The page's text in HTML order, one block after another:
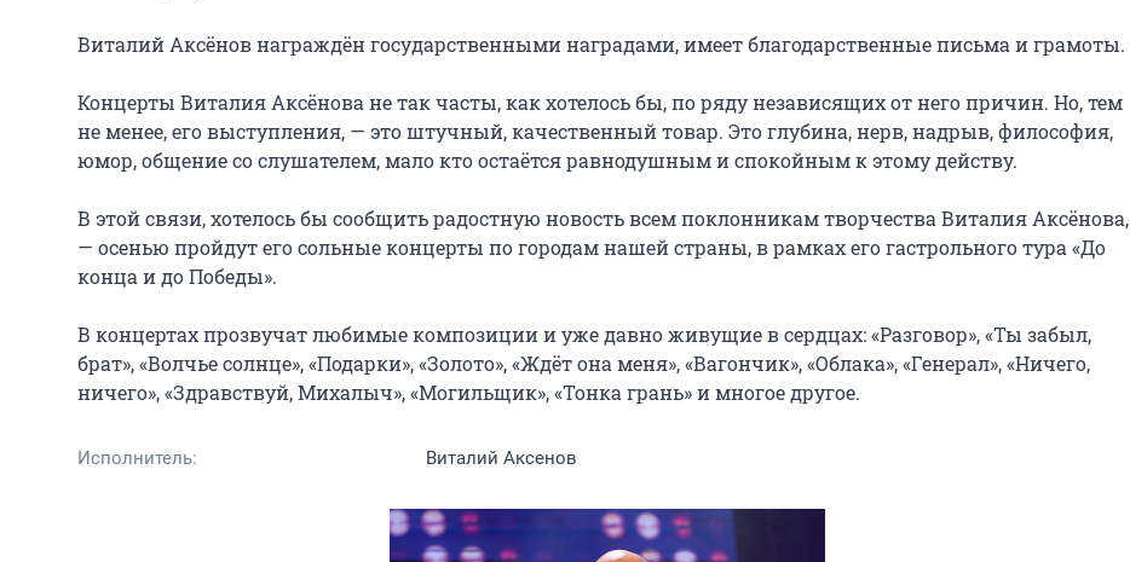
Виталий Аксёнов награждён государственными наградами, имеет благодарственные письма и грамоты.
Концерты Виталия Аксёнова не так часты, как хотелось бы, по ряду независящих от него причин. Но, тем
не менее, его выступления, — это штучный, качественный товар. Это глубина, нерв, надрыв, философия,
юмор, общение со слушателем, мало кто остаётся равнодушным и спокойным к этому действу.
В этой связи, хотелось бы сообщить радостную новость всем поклонникам творчества Виталия Аксёнова,
— осенью пройдут его сольные концерты по городам нашей страны, в рамках его гастрольного тура «До
конца и до Победы».
В концертах прозвучат любимые композиции и уже давно живущие в сердцах: «Разговор», «Ты забыл,
брат», «Волчье солнце», «Подарки», «Золото», «Ждёт она меня», «Вагончик», «Облака», «Генерал», «Ничего,
ничего», «Здравствуй, Михалыч», «Могильщик», «Тонка грань» и многое другое.
Исполнитель: Виталий Аксенов